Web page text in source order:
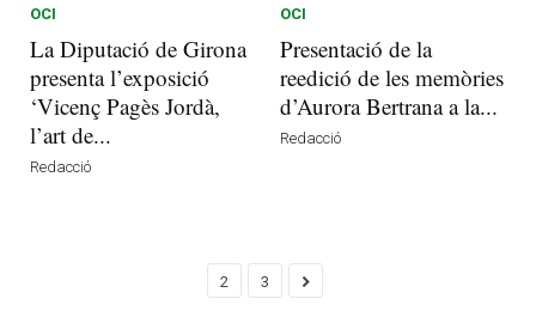
OCI
La Diputació de Girona
presenta l’exposició
‘Vicenç Pagès Jordà,
l’art de...
Redacció
OCI
Presentació de la
reedició de les memòries
d’Aurora Bertrana a la...
Redacció
2 3